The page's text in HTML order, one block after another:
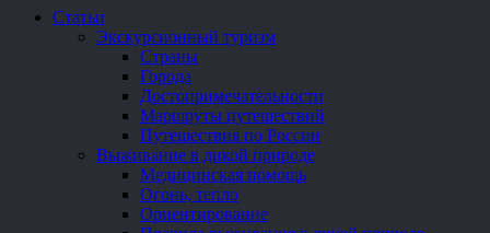
Статьи
Экскурсионный туризм
Страны
Города
Достопримечательности
Маршруты путешествий
Путешествия по России
Выживание в дикой природе
Медицинская помощь
Огонь, тепло
Ориентирование